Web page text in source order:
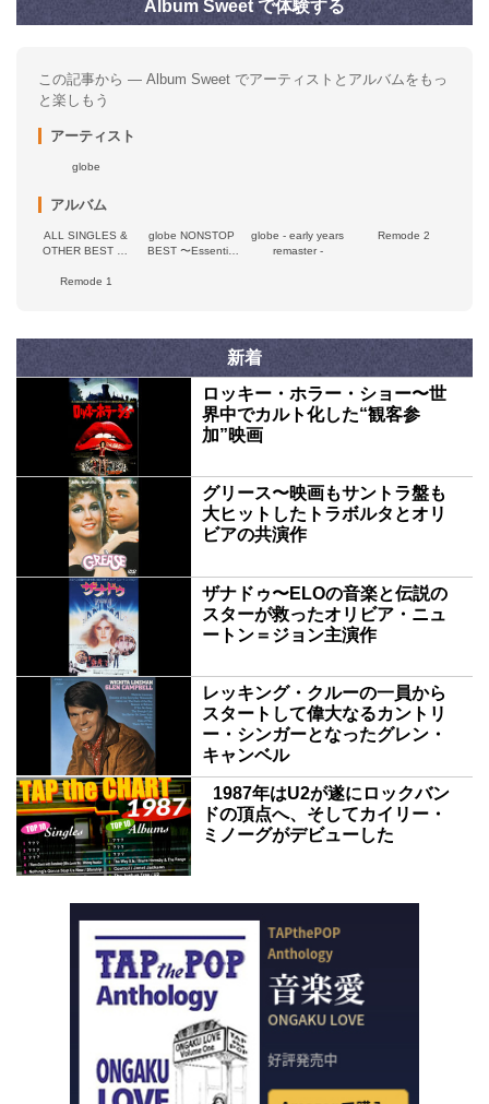
Album Sweet で体験する
この記事から — Album Sweet でアーティストとアルバムをもっ
と楽しもう
アーティスト
globe
アルバム
ALL SINGLES &
OTHER BEST 30
globe NONSTOP
BEST 〜Essential
globe - early years
remaster -
Remode 2
Remode 1
新着
ロッキー・ホラー・ショー〜世
界中でカルト化した“観客参
加”映画
グリース〜映画もサントラ盤も
大ヒットしたトラボルタとオリ
ビアの共演作
ザナドゥ〜ELOの音楽と伝説の
スターが救ったオリビア・ニュ
ートン＝ジョン主演作
レッキング・クルーの一員から
スタートして偉大なるカントリ
ー・シンガーとなったグレン・
キャンベル
1987年はU2が遂にロックバン
ドの頂点へ、そしてカイリー・
ミノーグがデビューした